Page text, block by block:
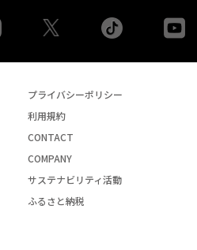
Instagram tiktok
プライバシーポリシー
利用規約
CONTACT
COMPANY
サステナビリティ活動
ふるさと納税